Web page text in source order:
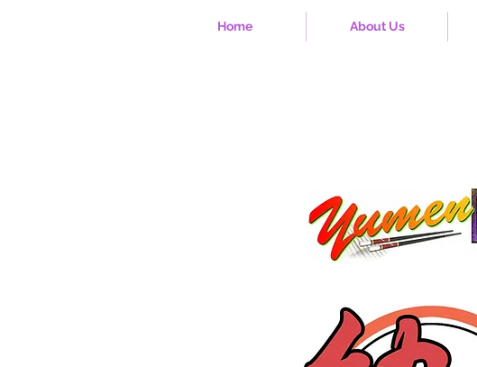
Home About Us